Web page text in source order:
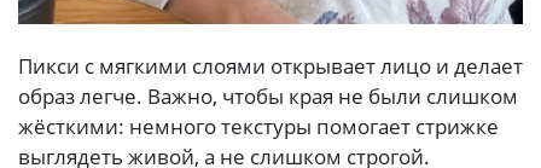
Пикси с мягкими слоями открывает лицо и делает
образ легче. Важно, чтобы края не были слишком
жёсткими: немного текстуры помогает стрижке
выглядеть живой, а не слишком строгой.